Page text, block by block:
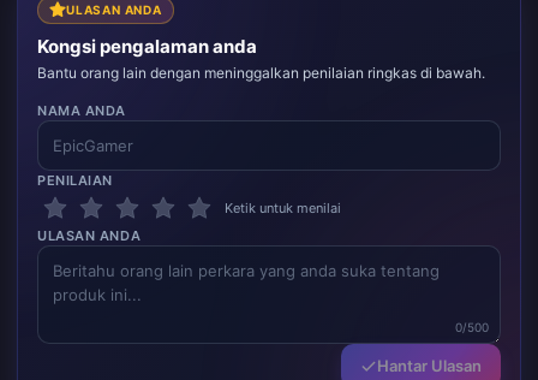
ULASAN ANDA
Kongsi pengalaman anda
Bantu orang lain dengan meninggalkan penilaian ringkas di bawah.
NAMA ANDA
PENILAIAN
Ketik untuk menilai
ULASAN ANDA
0/500
Hantar Ulasan